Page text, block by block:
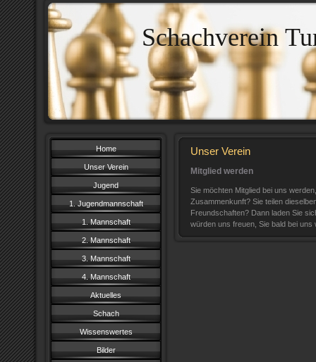
Schachverein
Home
Unser Verein
Jugend
1. Jugendmannschaft
1. Mannschaft
2. Mannschaft
3. Mannschaft
4. Mannschaft
Aktuelles
Schach
Wissenswertes
Bilder
Unser Verein
Mitglied werden
Sie möchten Mitglied bei uns
Zusammenkunft? Sie teilen
Freundschaften? Dann laden Sie
würden uns freuen, Sie bald bei